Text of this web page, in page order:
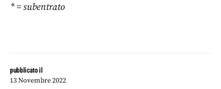
pubblicato il
13 Novembre 2022
* = subentrato